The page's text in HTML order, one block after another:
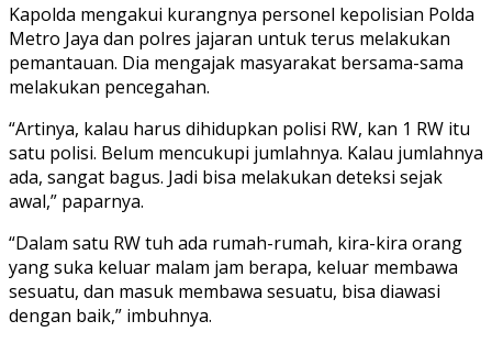
Kapolda mengakui kurangnya personel kepolisian Polda
Metro Jaya dan polres jajaran untuk terus melakukan
pemantauan. Dia mengajak masyarakat bersama-sama
melakukan pencegahan.
“Artinya, kalau harus dihidupkan polisi RW, kan 1 RW itu
satu polisi. Belum mencukupi jumlahnya. Kalau jumlahnya
ada, sangat bagus. Jadi bisa melakukan deteksi sejak
awal,” paparnya.
“Dalam satu RW tuh ada rumah-rumah, kira-kira orang
yang suka keluar malam jam berapa, keluar membawa
sesuatu, dan masuk membawa sesuatu, bisa diawasi
dengan baik,” imbuhnya.